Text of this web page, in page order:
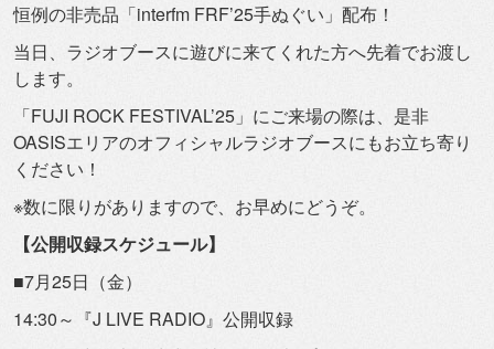
恒例の非売品「interfm FRF’25手ぬぐい」配布！
当日、ラジオブースに遊びに来てくれた方へ先着でお渡し
します。
「FUJI ROCK FESTIVAL’25」にご来場の際は、 是非
OASISエリアのオフィシャルラジオブースにもお立ち寄り
ください！
※数に限りがありますので、お早めにどうぞ。
【公開収録スケジュール】
■7月25日（金）
14:30～『J LIVE RADIO』公開収録